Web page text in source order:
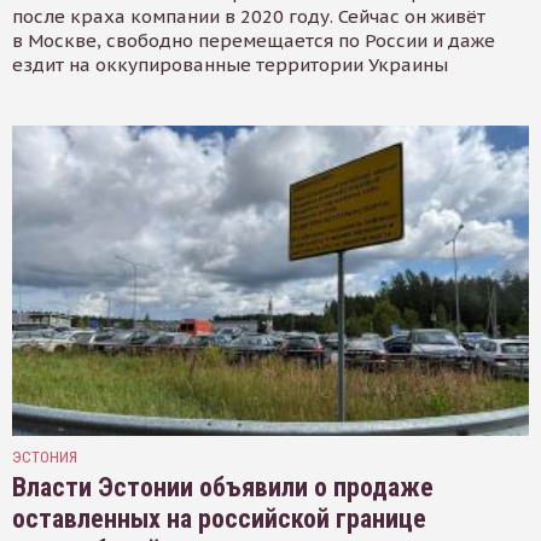
после краха компании в 2020 году. Сейчас он живёт
в Москве, свободно перемещается по России и даже
ездит на оккупированные территории Украины
ЭСТОНИЯ
Власти Эстонии объявили о продаже
оставленных на российской границе